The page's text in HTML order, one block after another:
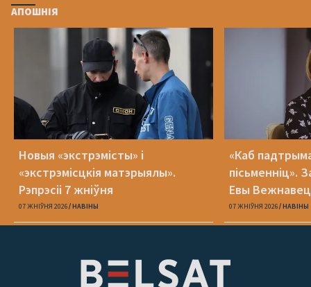
АПОШНІЯ
Новыя «экстрэмісты» і
«экстрэмісцкія матэрыялы».
Рэпрэсіі 7 жніўня
07 ЖНІЎНЯ 2026 НАВІНЫ
«Каб
пісьменніц».
Евы Вежнавец
07 ЖНІЎНЯ 2026 НАВІНЫ